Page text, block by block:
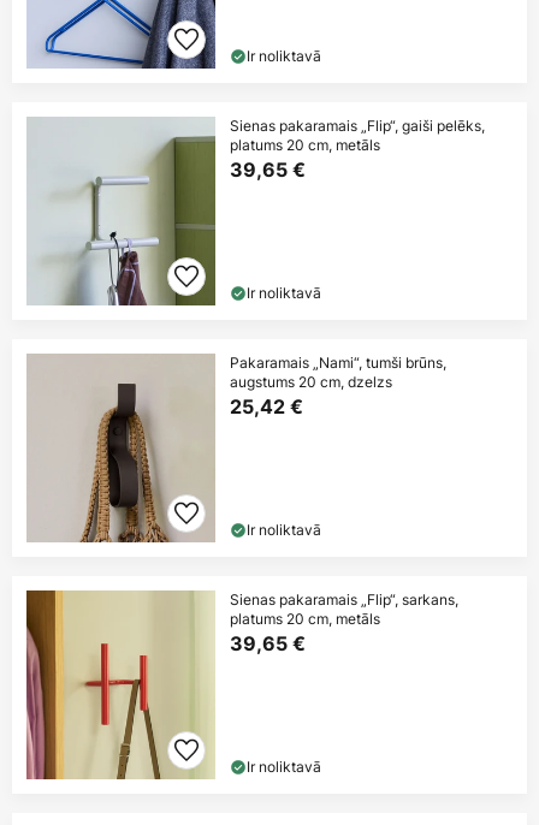
Ir noliktavā
Sienas pakaramais „Flip“, gaiši pelēks,
platums 20 cm, metāls
39,65 €
Ir noliktavā
Pakaramais „Nami“, tumši brūns,
augstums 20 cm, dzelzs
25,42 €
Ir noliktavā
Sienas pakaramais „Flip“, sarkans,
platums 20 cm, metāls
39,65 €
Ir noliktavā